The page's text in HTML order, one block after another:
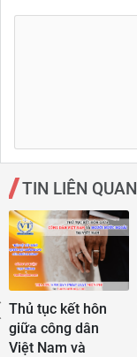
TIN LIÊN QUAN
Thủ tục kết hôn
giữa công dân
Việt Nam và